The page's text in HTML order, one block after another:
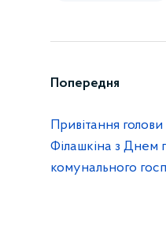
Попередня
Привітання
Філашкіна з Днем
комунального